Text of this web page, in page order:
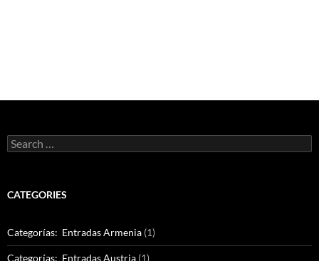
Search
for:
CATEGORIES
Categorías: Entradas Armenia (1)
Categorías: Entradas Austria (1)